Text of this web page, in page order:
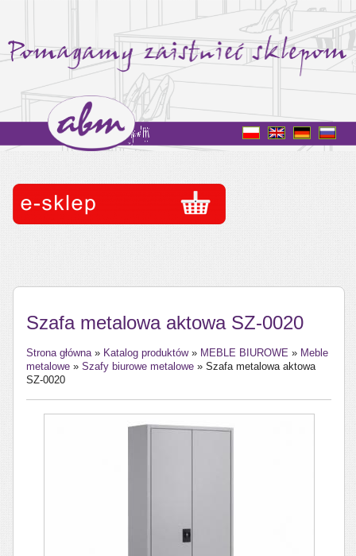
Szafa metalowa aktowa SZ-0020
Strona główna » Katalog produktów» MEBLE BIUROWE » Meble
metalowe » Szafy biurowe metalowe » Szafa metalowa aktowa
SZ-0020